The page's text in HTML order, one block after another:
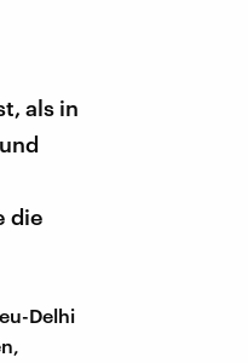
als in
die
Delhi